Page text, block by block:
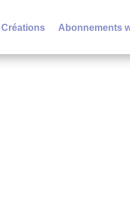
Créations Abonnements